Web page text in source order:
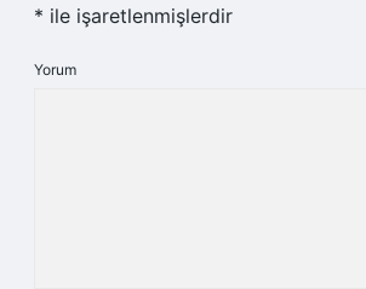
* ile işaretlenmişlerdir
Yorum